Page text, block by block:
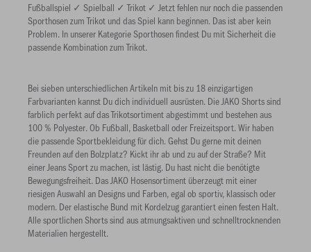
Fußballspiel ✓ Spielball ✓ Trikot ✓ Jetzt fehlen nur noch die passenden
Sporthosen zum Trikot und das Spiel kann beginnen. Das ist aber kein
Problem. In unserer Kategorie Sporthosen findest Du mit Sicherheit die
passende Kombination zum Trikot.
Bei sieben unterschiedlichen Artikeln mit bis zu 18 einzigartigen
Farbvarianten kannst Du dich individuell ausrüsten. Die JAKO Shorts sind
farblich perfekt auf das Trikotsortiment abgestimmt und bestehen aus
100 % Polyester. Ob Fußball, Basketball oder Freizeitsport. Wir haben
die passende Sportbekleidung für dich. Gehst Du gerne mit deinen
Freunden auf den Bolzplatz? Kickt ihr ab und zu auf der Straße? Mit
einer Jeans Sport zu machen, ist lästig. Du hast nicht die benötigte
Bewegungsfreiheit. Das JAKO Hosensortiment überzeugt mit einer
riesigen Auswahl an Designs und Farben, egal ob sportiv, klassisch oder
modern. Der elastische Bund mit Kordelzug garantiert einen festen Halt.
Alle sportlichen Shorts sind aus atmungsaktiven und schnelltrocknenden
Materialien hergestellt.